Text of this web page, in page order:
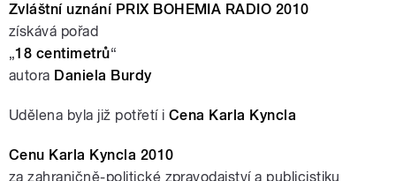
Zvláštní uznání PRIX BOHEMIA RADIO 2010
získává pořad
„18 centimetrů“
autora Daniela Burdy
Udělena byla již potřetí i Cena Karla Kyncla
Cenu Karla Kyncla 2010
za zahraničně-politické zpravodajství a publicistiku